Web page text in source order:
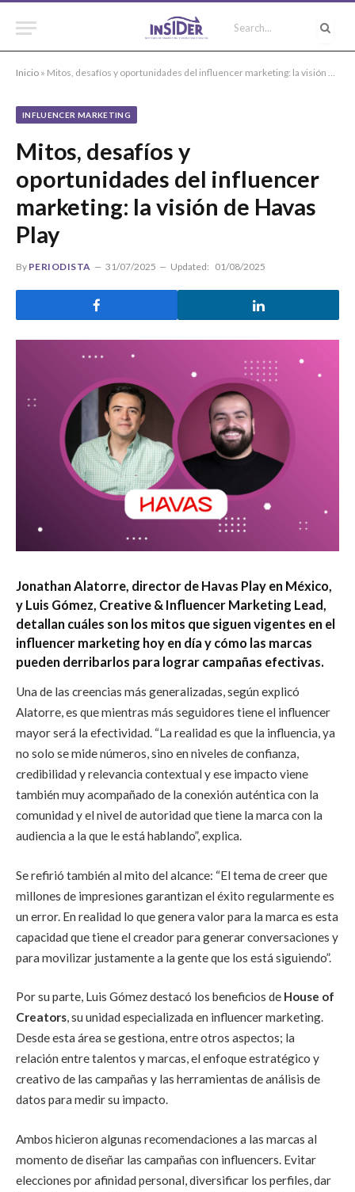
Inicio » Mitos, desafíos y oportunidades del influencer marketing: la visión de Havas Play
INFLUENCER MARKETING
Mitos, desafíos y
oportunidades del influencer
marketing: la visión de Havas
Play
By PERIODISTA 31/07/2025 Updated: 01/08/2025
Jonathan Alatorre, director de Havas Play en México,
y Luis Gómez, Creative & Influencer Marketing Lead,
detallan cuáles son los mitos que siguen vigentes en el
influencer marketing hoy en día y cómo las marcas
pueden derribarlos para lograr campañas efectivas.
Una de las creencias más generalizadas, según explicó
Alatorre, es que mientras más seguidores tiene el influencer
mayor será la efectividad. “La realidad es que la influencia, ya
no solo se mide números, sino en niveles de confianza,
credibilidad y relevancia contextual y ese impacto viene
también muy acompañado de la conexión auténtica con la
comunidad y el nivel de autoridad que tiene la marca con la
audiencia a la que le está hablando”, explica.
Se refirió también al mito del alcance: “El tema de creer que
millones de impresiones garantizan el éxito regularmente es
un error. En realidad lo que genera valor para la marca es esta
capacidad que tiene el creador para generar conversaciones y
para movilizar justamente a la gente que los está siguiendo”.
Por su parte, Luis Gómez destacó los beneficios de House of
Creators, su unidad especializada en influencer marketing.
Desde esta área se gestiona, entre otros aspectos; la
relación entre talentos y marcas, el enfoque estratégico y
creativo de las campañas y las herramientas de análisis de
datos para medir su impacto.
Ambos hicieron algunas recomendaciones a las marcas al
momento de diseñar las campañas con influencers. Evitar
elecciones por afinidad personal, diversificar los perfiles, dar